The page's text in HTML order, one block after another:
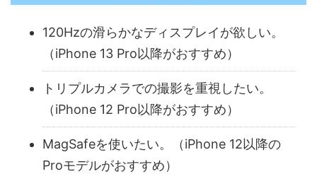
120Hzの滑らかなディスプレイが欲しい。
（iPhone 13 Pro以降がおすすめ）
トリプルカメラでの撮影を重視したい。
（iPhone 12 Pro以降がおすすめ）
MagSafeを使いたい。（iPhone 12以降の
Proモデルがおすすめ）